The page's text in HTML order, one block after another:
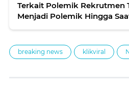
Terkait Polemik Rekrutmen
Menjadi Polemik Hingga
breaking news klikviral